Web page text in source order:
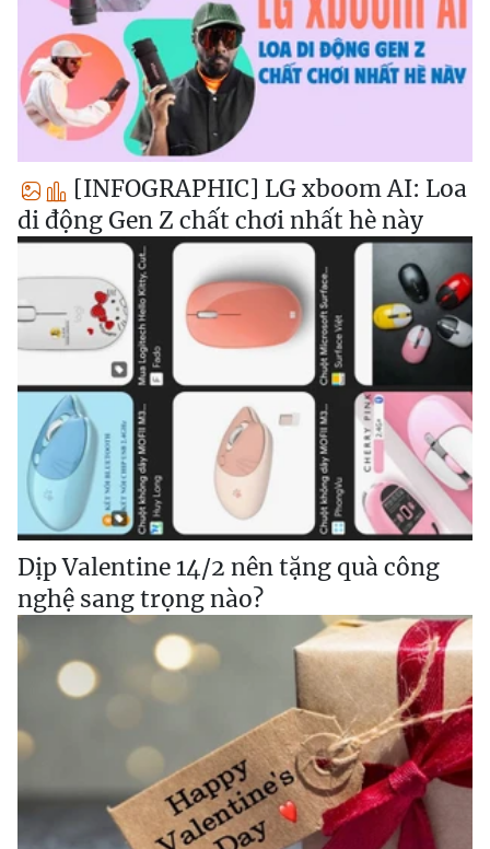
[INFOGRAPHIC] LG xboom AI: Loa
di động Gen Z chất chơi nhất hè này
Dịp Valentine 14/2 nên tặng quà công
nghệ sang trọng nào?